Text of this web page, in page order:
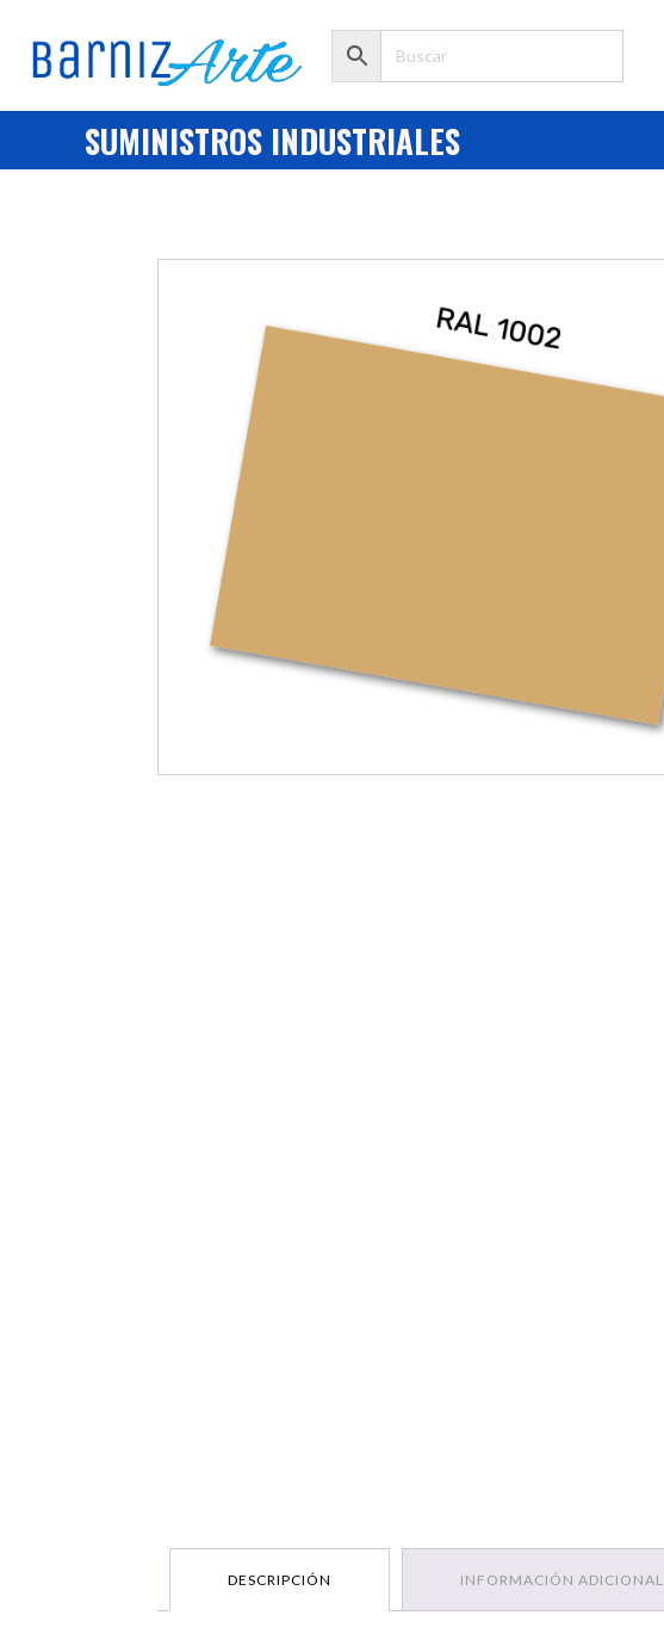
SUMINISTROS INDUSTRIALES
DESCRIPCIÓN INFORMACIÓN ADICIONAL